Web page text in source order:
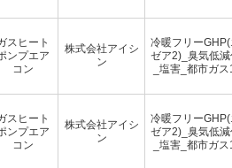
スヒート
ンプエア
コン
株式会社アイシ
ン
冷暖フリー
ゼア2)_臭気低減
_塩害_都市ガ
スヒート
ンプエア
コン
株式会社アイシ
ン
冷暖フリー
ゼア2)_臭気低減
_塩害_都市ガ